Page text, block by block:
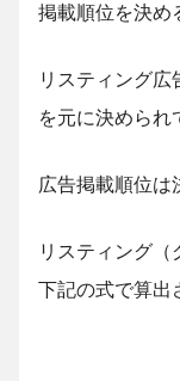
掲載順位を決め
リスティング
を元に決められ
広告掲載順位は
リスティング
下記の式で算出